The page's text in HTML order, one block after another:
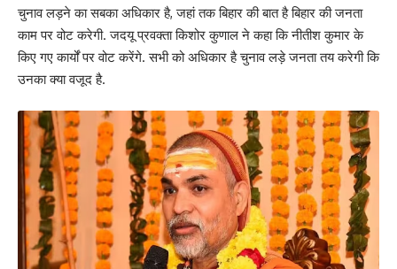
चुनाव लड़ने का सबका अधिकार है, जहां तक बिहार की बात है बिहार की जनता
काम पर वोट करेगी. जदयू प्रवक्ता किशोर कुणाल ने कहा कि नीतीश कुमार के
किए गए कार्यों पर वोट करेंगे. सभी को अधिकार है चुनाव लड़े जनता तय करेगी कि
उनका क्या वजूद है.